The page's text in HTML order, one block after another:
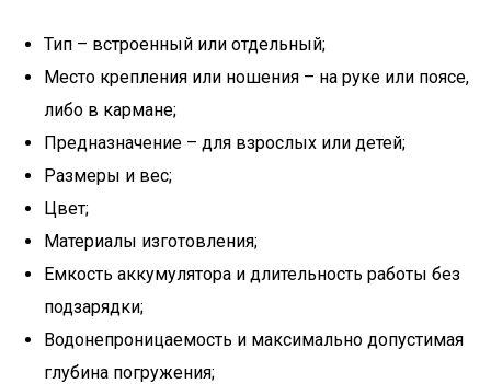
Тип – встроенный или отдельный;
Место крепления или ношения – на руке или поясе,
либо в кармане;
Предназначение – для взрослых или детей;
Размеры и вес;
Цвет;
Материалы изготовления;
Емкость аккумулятора и длительность работы без
подзарядки;
Водонепроницаемость и максимально допустимая
глубина погружения;